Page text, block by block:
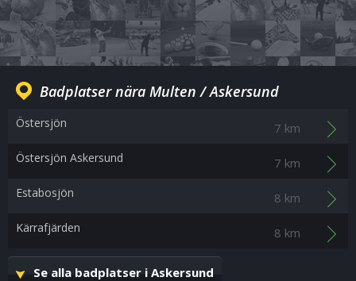
Badplatser nära Multen / Askersund
Östersjön 7 km
Östersjön Askersund 7 km
Estabosjön 8 km
Kärrafjärden 8 km
Se alla badplatser i Askersund